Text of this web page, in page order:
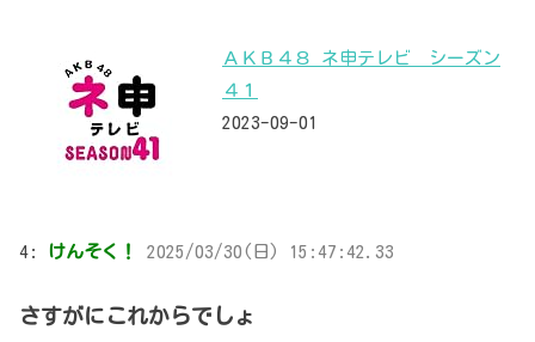
ＡＫＢ４８ ネ申テレビ シーズン
４１
2023-09-01
4: けんそく！ 2025/03/30(日) 15:47:42.33
さすがにこれからでしょ